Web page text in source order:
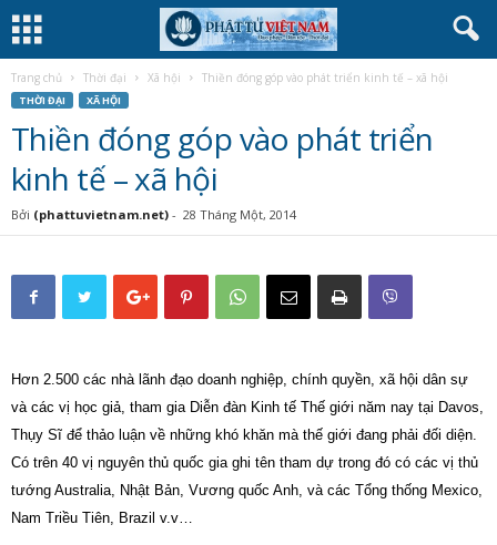
Trang chủ Thời đại Xã hội Thiền đóng góp vào phát triển kinh tế – xã hội
THỜI ĐẠI XÃ HỘI
Thiền đóng góp vào phát triển
kinh tế – xã hội
Bởi (phattuvietnam.net) - 28 Tháng Một, 2014
Hơn 2.500 các nhà lãnh đạo doanh nghiệp, chính quyền, xã hội dân sự
và các vị học giả, tham gia Diễn đàn Kinh tế Thế giới năm nay tại Davos,
Thụy Sĩ để thảo luận về những khó khăn mà thế giới đang phải đối diện.
Có trên 40 vị nguyên thủ quốc gia ghi tên tham dự trong đó có các vị thủ
tướng Australia, Nhật Bản, Vương quốc Anh, và các Tổng thống Mexico,
Nam Triều Tiên, Brazil v.v…